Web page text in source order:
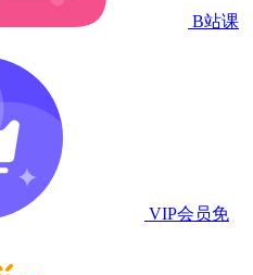
B站课
VIP会员免